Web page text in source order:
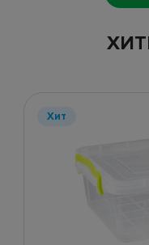
Хит